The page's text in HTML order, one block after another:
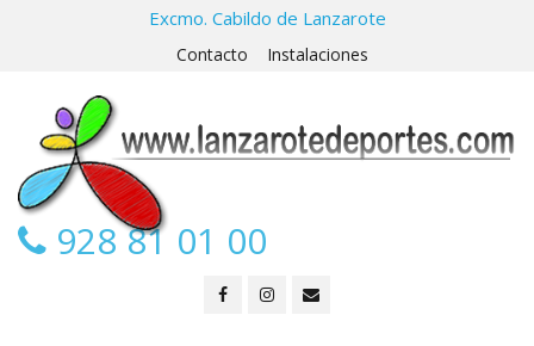
Excmo. Cabildo de Lanzarote
Contacto Instalaciones
928 81 01 00